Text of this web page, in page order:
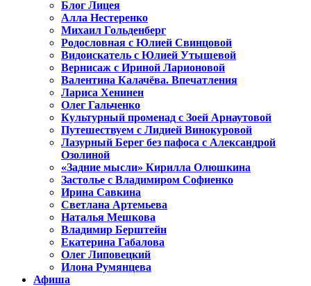
Блог Лицея
Алла Нестеренко
Михаил Гольденберг
Родословная с Юлией Свинцовой
Видоискатель с Юлией Утышевой
Вернисаж с Ириной Ларионовой
Валентина Калачёва. Впечатления
Лариса Хенинен
Олег Гальченко
Культурный променад с Зоей Арнаутовой
Путешествуем с Лидией Винокуровой
Лазурный Берег без пафоса с Александрой
Озолиной
«Задние мысли» Кирилла Олюшкина
Застолье с Владимиром Софиенко
Ирина Савкина
Светлана Артемьева
Наталья Мешкова
Владимир Берштейн
Екатерина Габалова
Олег Липовецкий
Илона Румянцева
Афиша